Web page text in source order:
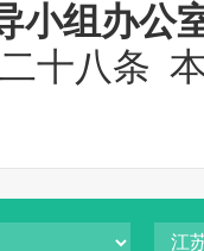
小组办公
十八条